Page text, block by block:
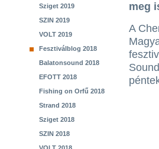
Sziget 2019
SZIN 2019
VOLT 2019
Fesztiválblog 2018
Balatonsound 2018
EFOTT 2018
Fishing on Orfű 2018
Strand 2018
Sziget 2018
SZIN 2018
meg
A